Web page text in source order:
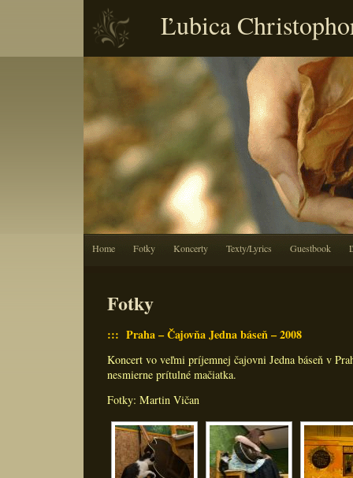
Ľubica
Home Fotky Koncerty Texty/Lyrics Guestbook
Fotky
::: Praha – Čajovňa Jedna báseň – 2008
Koncert vo veľmi príjemnej čajovni Jedna báseň v
nesmierne prítulné mačiatka.
Fotky: Martin Vičan